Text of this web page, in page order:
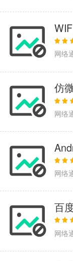
网络
仿
网络
网络
百
网络